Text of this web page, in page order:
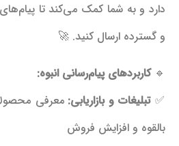
دارد و به شما کمک می‌کند تا
و گسترده ارسال کنید. 🚀
🔹کاربردهای پیام‌رسانی انبوه:
✅تبلیغات و بازاریابی: معرفی
بالقوه و افزایش فروش